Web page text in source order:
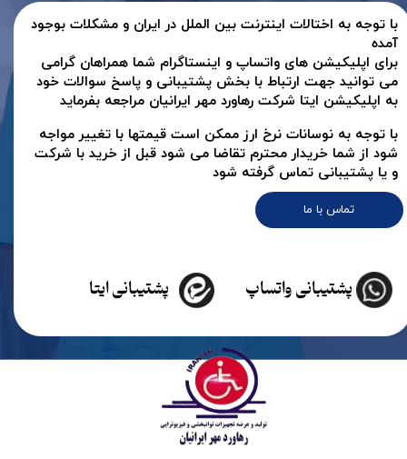
تماس با ما
با توجه به اختالات اینترنت بین الملل در ایران و مشکلات بوجود
آمده
برای اپلیکیشن های واتساپ و اینستاگرام شما همراهان گرامی
می توانید جهت ارتباط با بخش پشتیبانی و پاسخ سوالات خود
به اپلیکیشن ایتا شرکت رهاورد مهر ایرانیان مراجعه بفرماید
پشتیبانی ایتا پشتیبانی واتساپ
با توجه به نوسانات نرخ ارز ممکن است قیمتها با تغییر مواجه
شود از شما خریدار محترم تقاضا می شود قبل از خرید با شرکت
و یا پشتیبانی تماس گرفته شود